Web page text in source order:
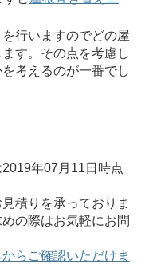
行いますのでどの屋
す。その点を考慮し
考えるのが一番でし
年07月11日時点
積りを承っておりま
の際はお気軽にお問
らご確認いただけま